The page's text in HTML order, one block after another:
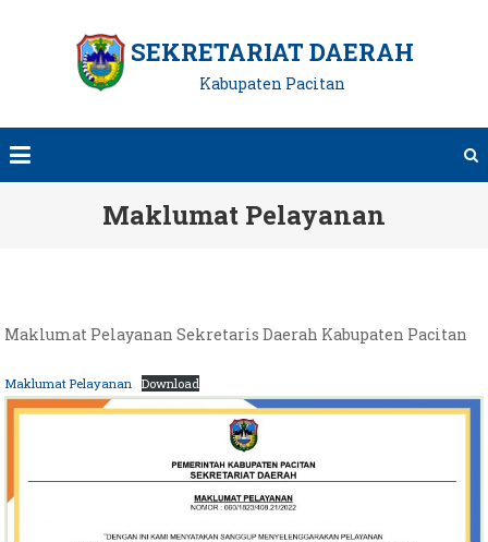
SEKRETARIAT DAERAH
Kabupaten Pacitan
Maklumat Pelayanan
Maklumat Pelayanan Sekretaris Daerah Kabupaten Pacitan
Maklumat Pelayanan Download